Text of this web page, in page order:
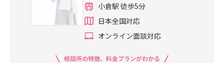
小倉駅 徒歩5分
日本全国対応
オンライン面談対応
相談所の特徴、料金プランがわかる